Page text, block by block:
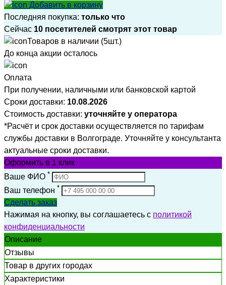
Добавить в корзину
Последняя покупка: только что
Сейчас 10 посетителей смотрят этот товар
Товаров в наличии (5шт.)
До конца акции осталось
Оплата
При получении, наличными или банковской картой
Сроки доставки: 10.08.2026
Стоимость доставки: уточняйте у оператора
*Расчёт и срок доставки осуществляется по тарифам
службы доставки в Волгограде. Уточняйте у консультанта
актуальные сроки доставки.
Оформить в 1 клик
Ваше ФИО *
Ваш телефон *
Сделать заказ
Нажимая на кнопку, вы соглашаетесь с политикой
конфиденциальности
Описание
Отзывы
Товар в других городах
Характеристики